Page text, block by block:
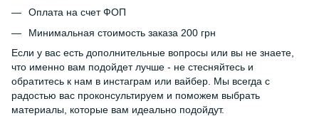
Оплата на счет ФОП
Минимальная стоимость заказа 200 грн
Если у вас есть дополнительные вопросы или вы не знаете,
что именно вам подойдет лучше - не стесняйтесь и
обратитесь к нам в инстаграм или вайбер. Мы всегда с
радостью вас проконсультируем и поможем выбрать
материалы, которые вам идеально подойдут.